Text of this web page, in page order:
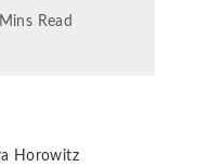
Read
Horowitz